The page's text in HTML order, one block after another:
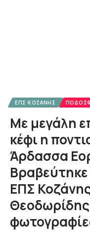
ΕΠΣ ΚΟΖΆΝΗΣ
Με μεγάλη
κέφι η
Άρδασσα
ΕΠΣ